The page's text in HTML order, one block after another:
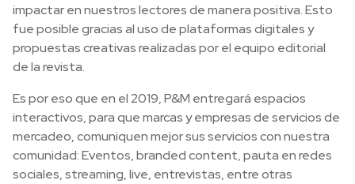
impactar en nuestros lectores de manera positiva. Esto
fue posible gracias al uso de plataformas digitales y
propuestas creativas realizadas por el equipo editorial
de la revista.
Es por eso que en el 2019, P&M entregará espacios
interactivos, para que marcas y empresas de servicios de
mercadeo, comuniquen mejor sus servicios con nuestra
comunidad: Eventos, branded content, pauta en redes
sociales, streaming, live, entrevistas, entre otras